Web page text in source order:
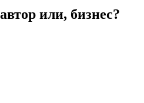
или, бизнес?